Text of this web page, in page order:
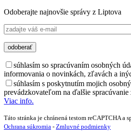
Odoberajte najnovšie správy z Liptova
súhlasím so spracúvaním osobných
informovania o novinkách, zľavách a
súhlasím s poskytnutím mojich
prevádzkovateľom na ďalšie spracúvanie
Viac info.
Táto stránka je chránená testom reCAPTCHA a
Ochrana súkromia - Zmluvné podmienky